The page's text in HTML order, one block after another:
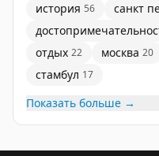
история 56 санкт
отдых 22 москва 20
стамбул 17
Показать больше →